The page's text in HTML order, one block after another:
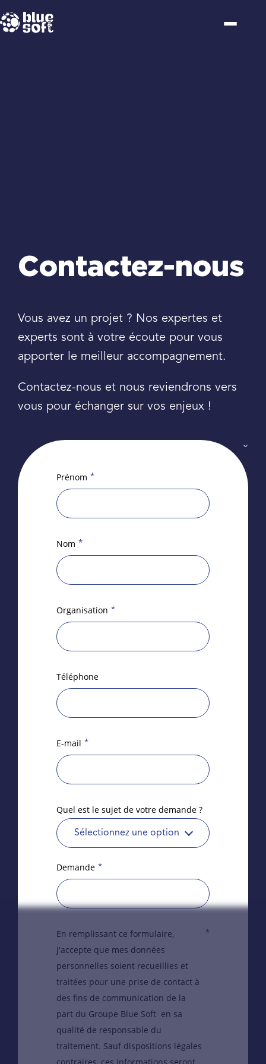
Passer
au
Contactez-nous
Vous avez un projet ? Nos expertes et
experts sont à votre écoute pour vous
apporter le meilleur accompagnement.
Contactez-nous et nous reviendrons vers
vous pour échanger sur vos enjeux !
Prénom *
Nom *
Organisation *
Téléphone
E-mail *
Quel est le sujet de votre demande ?
Sélectionnez une option
Demande *
En remplissant ce formulaire,
j'accepte que mes données
personnelles soient recueillies et
traitées pour une prise de contact à
des fins de communication de la
part du Groupe Blue Soft en sa
qualité de responsable du
traitement. Sauf dispositions légales
*